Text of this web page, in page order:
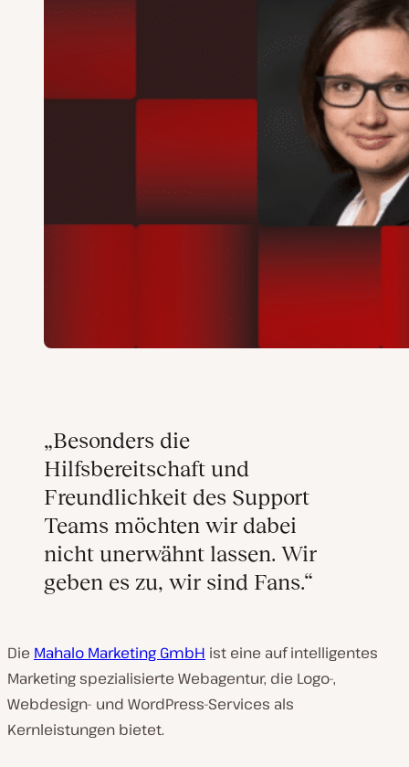
„Besonders die
Hilfsbereitschaft und
Freundlichkeit des Support
Teams möchten wir dabei
nicht unerwähnt lassen. Wir
geben es zu, wir sind Fans.“
Die Mahalo Marketing GmbH ist eine auf intelligentes
Marketing spezialisierte Webagentur, die Logo-,
Webdesign- und WordPress-Services als
Kernleistungen bietet.